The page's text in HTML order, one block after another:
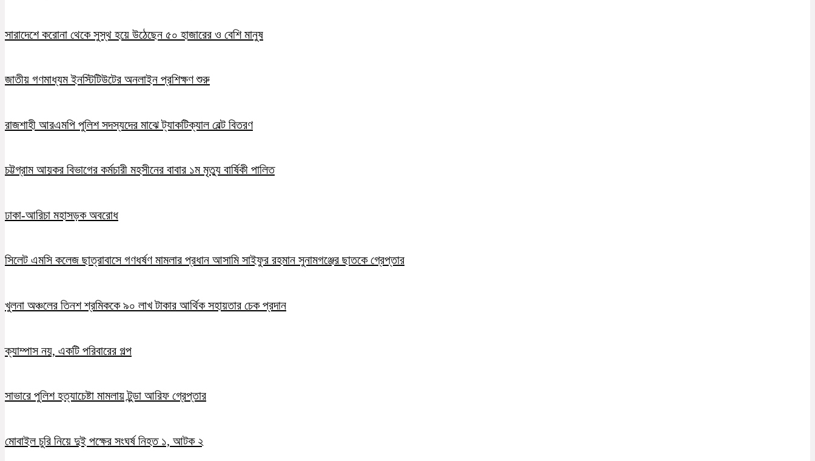
সারাদেশে করোনা থেকে সুস্থ হয়ে উঠেছেন ৫০ হাজারের ও বেশি মানুষ
জাতীয় গণমাধ্যম ইনস্টিটিউটের অনলাইন প্রশিক্ষণ শুরু
রাজশাহী আরএমপি পুলিশ সদস্যদের মাঝে ট্যাকটিক্যাল বেল্ট বিতরণ
চট্টগ্রাম আয়কর বিভাগের কর্মচারী মহসীনের বাবার ১ম মৃত্যু বার্ষিকী পালিত
ঢাকা-আরিচা মহাসড়ক অবরোধ
সিলেট এমসি কলেজ ছাত্রাবাসে গণধর্ষণ মামলার প্রধান আসামি সাইফুর রহমান সুনামগঞ্জের ছাতকে গ্রেপ্তার
খুলনা অঞ্চলের তিনশ শ্রমিককে ৯০ লাখ টাকার আর্থিক সহায়তার চেক প্রদান
ক্যাম্পাস নয়, একটি পরিবারের গল্প
সাভারে পুলিশ হত্যাচেষ্টা মামলায় টুন্ডা আরিফ গ্রেপ্তার
মোবাইল চুরি নিয়ে দুই পক্ষের সংঘর্ষ নিহত ১, আটক ২